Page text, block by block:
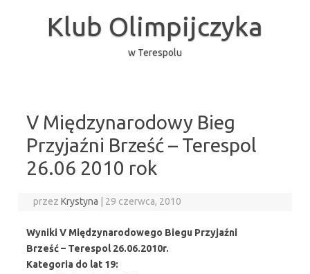
Klub Olimpijczyka
w Terespolu
V Międzynarodowy Bieg
Przyjaźni Brześć – Terespol
26.06 2010 rok
przezKrystyna 29 czerwca, 2010
Wyniki V Międzynarodowego Biegu Przyjaźni
Brześć – Terespol 26.06.2010r.
Kategoria do lat 19: